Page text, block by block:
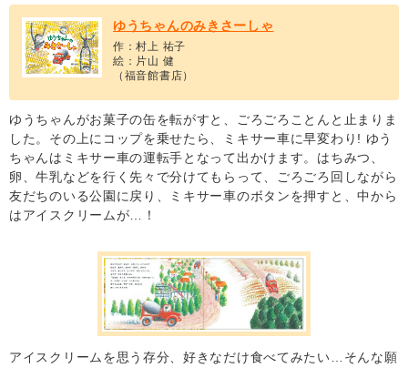
ゆうちゃんのみきさーしゃ
作：村上 祐子
絵：片山 健
（福音館書店）
ゆうちゃんがお菓子の缶を転がすと、ごろごろことんと止まりま
した。その上にコップを乗せたら、ミキサー車に早変わり! ゆう
ちゃんはミキサー車の運転手となって出かけます。はちみつ、
卵、牛乳などを行く先々で分けてもらって、ごろごろ回しながら
友だちのいる公園に戻り、ミキサー車のボタンを押すと、中から
はアイスクリームが…！
アイスクリームを思う存分、好きなだけ食べてみたい…そんな願